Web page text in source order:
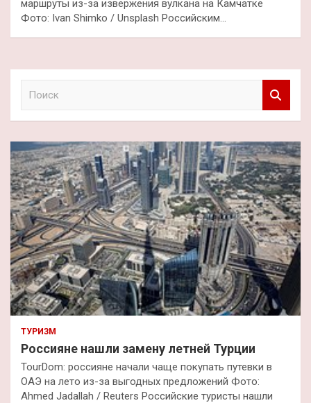
маршруты из-за извержения вулкана на Камчатке
Фото: Ivan Shimko / Unsplash Российским…
к
ТУРИЗМ
Россияне нашли замену летней Турции
TourDom: россияне начали чаще покупать путевки в
ОАЭ на лето из-за выгодных предложений Фото:
Ahmed Jadallah / Reuters Российские туристы нашли